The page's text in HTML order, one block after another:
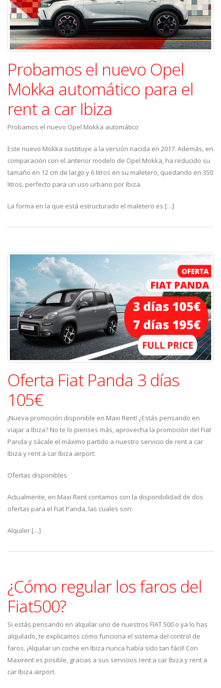
Probamos el nuevo Opel
Mokka automático para el
rent a car Ibiza
Probamos el nuevo Opel Mokka automático
Este nuevo Mokka sustituye a la versión nacida en 2017. Además, en
comparación con el anterior modelo de Opel Mokka, ha reducido su
tamaño en 12 cm de largo y 6 litros en su maletero, quedando en 350
litros, perfecto para un uso urbano por Ibiza.
La forma en la que está estructurado el maletero es […]
Oferta Fiat Panda 3 días
105€
¡Nueva promoción disponible en Maxi Rent! ¿Estás pensando en
viajar a Ibiza? No te lo pienses más, aprovecha la promoción del Fiat
Panda y sácale el máximo partido a nuestro servicio de rent a car
Ibiza y rent a car Ibiza airport.
Ofertas disponibles
Actualmente, en Maxi Rent contamos con la disponibilidad de dos
ofertas para el Fiat Panda, las cuales son:
Alquiler […]
¿Cómo regular los faros del
Fiat500?
Si estás pensando en alquilar uno de nuestros FIAT 500 o ya lo has
alquilado, te explicamos cómo funciona el sistema del control de
faros. ¡Alquilar un coche en Ibiza nunca había sido tan fácil! Con
Maxirent es posible, gracias a sus servicios rent a car Ibiza y rent a
car Ibiza airport.